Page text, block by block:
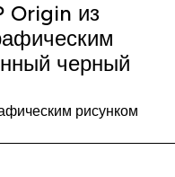
Origin из
черный
рисунком